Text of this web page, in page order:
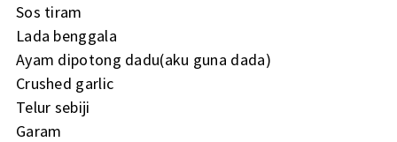
Sos tiram
Lada benggala
Ayam dipotong dadu(aku guna dada)
Crushed garlic
Telur sebiji
Garam